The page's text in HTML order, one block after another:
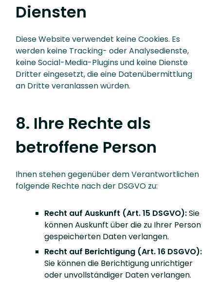
Diensten
Diese Website verwendet keine Cookies. Es
werden keine Tracking- oder Analysedienste,
keine Social-Media-Plugins und keine Dienste
Dritter eingesetzt, die eine Datenübermittlung
an Dritte veranlassen würden.
8. Ihre Rechte als
betroffene Person
Ihnen stehen gegenüber dem Verantwortlichen
folgende Rechte nach der DSGVO zu:
Recht auf Auskunft (Art. 15 DSGVO):Sie
können Auskunft über die zu Ihrer Person
gespeicherten Daten verlangen.
Recht auf Berichtigung (Art. 16 DSGVO):
Sie können die Berichtigung unrichtiger
oder unvollständiger Daten verlangen.